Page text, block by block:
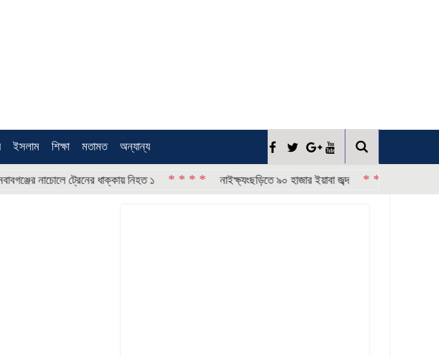
ইসলাম শিক্ষা মতামত অন্যান্য
নাচোলে ট্রেনের ধাক্কায় নিহত ১ * * * * নাইক্ষ্যংছড়িতে ৯০ হাজার ইয়াবা জব্দ * * * *